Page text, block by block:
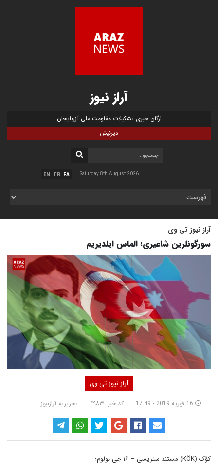
آراز نیوز
ارگان خبری تشکیلات مقاومت ملی آزربایجان
دیرنیش
FA
TR
EN Saturday 8th August 2026
آراز نیوز تی وی
سورگونلرین شاعیری؛ الماس ایلدیریم
آراز نیوز تی وی
16 فوریه 2019 - 17:49 کد خبر: ۴۹۸۳۱ تحریریه آرازنیوز
کؤک (KÖK) مستند سئریسی – ۱۶ جی بولوم؛